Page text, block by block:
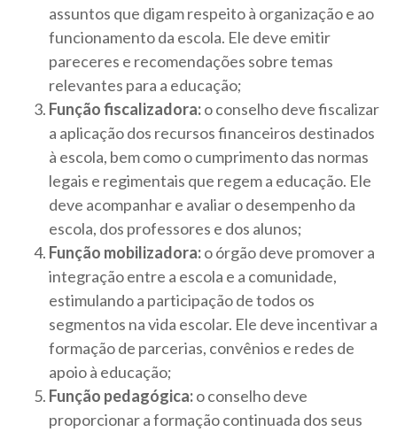
assuntos que digam respeito à organização e ao
funcionamento da escola. Ele deve emitir
pareceres e recomendações sobre temas
relevantes para a educação;
Função fiscalizadora:o conselho deve fiscalizar
a aplicação dos recursos financeiros destinados
à escola, bem como o cumprimento das normas
legais e regimentais que regem a educação. Ele
deve acompanhar e avaliar o desempenho da
escola, dos professores e dos alunos;
Função mobilizadora:o órgão deve promover a
integração entre a escola e a comunidade,
estimulando a participação de todos os
segmentos na vida escolar. Ele deve incentivar a
formação de parcerias, convênios e redes de
apoio à educação;
Função pedagógica:o conselho deve
proporcionar a formação continuada dos seus